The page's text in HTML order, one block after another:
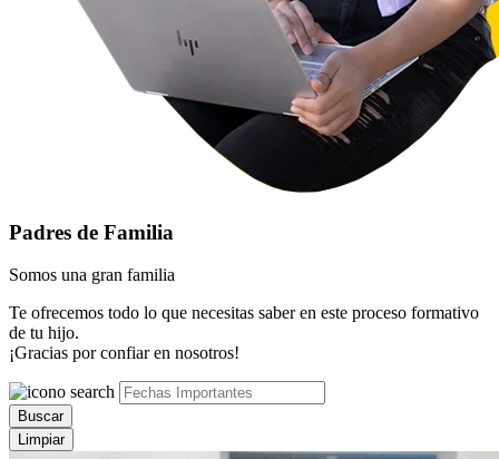
Padres de Familia
Somos una gran familia
Te ofrecemos todo lo que necesitas saber en este proceso formativo
de tu hijo.
¡Gracias por confiar en nosotros!
Buscar
Limpiar